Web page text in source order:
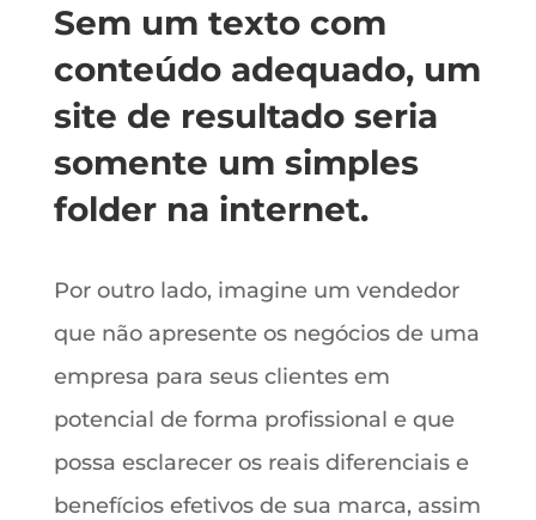
Sem um texto com
conteúdo adequado, um
site de resultado seria
somente um simples
folder na internet.
Por outro lado, imagine um vendedor
que não apresente os negócios de uma
empresa para seus clientes em
potencial de forma profissional e que
possa esclarecer os reais diferenciais e
benefícios efetivos de sua marca, assim